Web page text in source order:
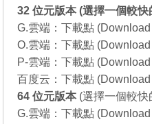
32 位元版本 (選擇一個較
G.雲端：下載點
O.雲端：下載點
P-雲端：下載點
百度云：下載點
64 位元版本(選擇一個較快
G.雲端：下載點